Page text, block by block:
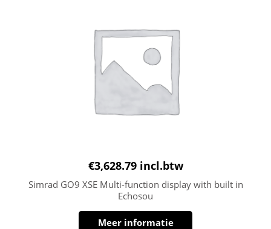
€3,628.79 incl.btw
Simrad GO9 XSE Multi-function display with built in
Echosou
Meer informatie